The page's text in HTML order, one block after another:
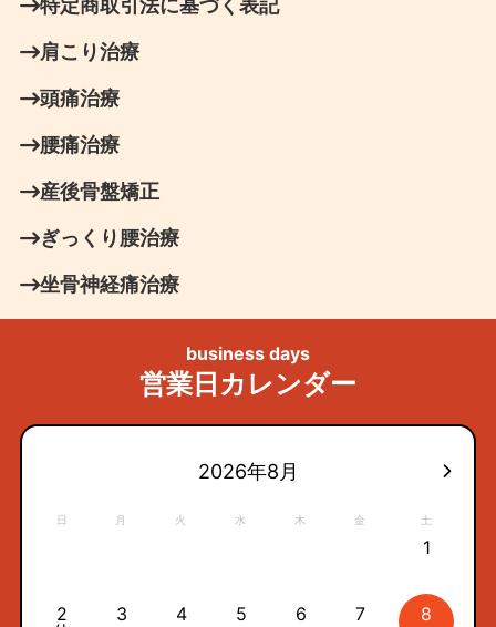
特定商取引法に基づく表記
肩こり治療
頭痛治療
腰痛治療
産後骨盤矯正
ぎっくり腰治療
坐骨神経痛治療
営業日カレンダー
business days
2026年8月
日 月 火 水 木 金 土
1
2
3 4 5 6 7 8